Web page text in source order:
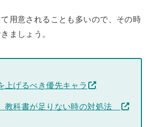
用意されることも多いので、その時
ましょう。
上げるべき優先キャラ
教科書が足りない時の対処法